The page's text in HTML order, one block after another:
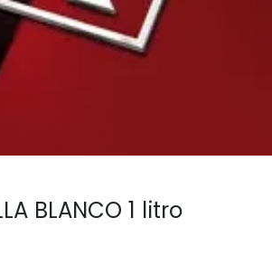
BLANCO 1 litro